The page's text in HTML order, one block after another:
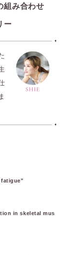
組み合わせ
ー
fatigue"
in skeletal mus